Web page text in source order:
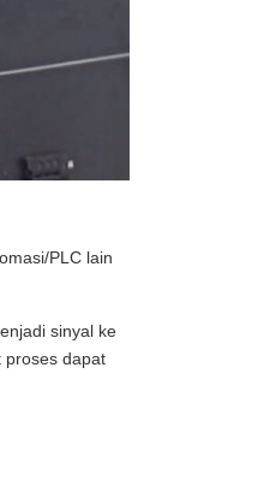
PLC lain
sinyal ke
proses dapat